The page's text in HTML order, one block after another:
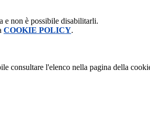
e non è possibile disabilitarli.
COOKIE POLICY.
consultare l'elenco nella pagina della